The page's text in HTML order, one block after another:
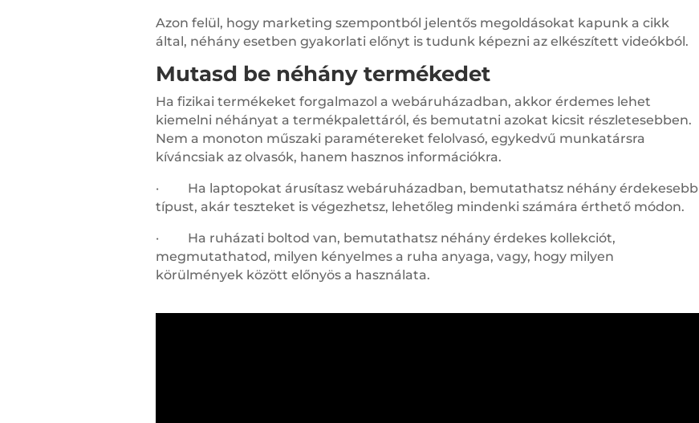
Azon felül, hogy marketing szempontból jelentős megoldásokat kapunk a cikk
által, néhány esetben gyakorlati előnyt is tudunk képezni az elkészített videókból.
Mutasd be néhány termékedet
Ha fizikai termékeket forgalmazol a webáruházadban, akkor érdemes lehet
kiemelni néhányat a termékpalettáról, és bemutatni azokat kicsit részletesebben.
Nem a monoton műszaki paramétereket felolvasó, egykedvű munkatársra
kíváncsiak az olvasók, hanem hasznos információkra.
· Ha laptopokat árusítasz webáruházadban, bemutathatsz néhány érdekesebb
típust, akár teszteket is végezhetsz, lehetőleg mindenki számára érthető módon.
· Ha ruházati boltod van, bemutathatsz néhány érdekes kollekciót,
megmutathatod, milyen kényelmes a ruha anyaga, vagy, hogy milyen
körülmények között előnyös a használata.